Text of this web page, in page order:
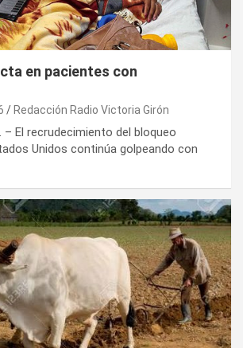
en pacientes con
Redacción Radio Victoria Girón
– El recrudecimiento del bloqueo
Unidos continúa golpeando con